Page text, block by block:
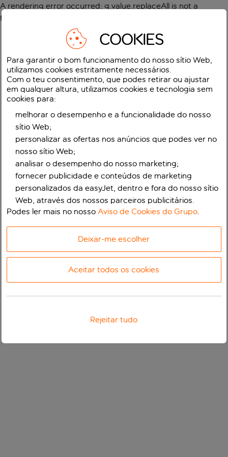
A rendering error occurred: g.value.replaceAll is not a
function
COOKIES
Para garantir o bom funcionamento do nosso sítio Web,
utilizamos cookies estritamente necessários.
Com o teu consentimento, que podes retirar ou ajustar
em qualquer altura, utilizamos cookies e tecnologia sem
cookies para:
melhorar o desempenho e a funcionalidade do nosso
sítio Web;
personalizar as ofertas nos anúncios que podes ver no
nosso sítio Web;
analisar o desempenho do nosso marketing;
fornecer publicidade e conteúdos de marketing
personalizados da easyJet, dentro e fora do nosso sítio
Web, através dos nossos parceiros publicitários.
Podes ler mais no nossoAviso de Cookies do Grupo.
Deixar-me escolher
Aceitar todos os cookies
Rejeitar tudo